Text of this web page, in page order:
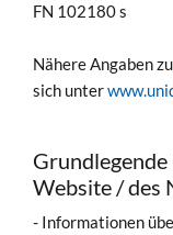
FN 102180 s
Nähere Angaben
sich unter
Website / des
- Informationen